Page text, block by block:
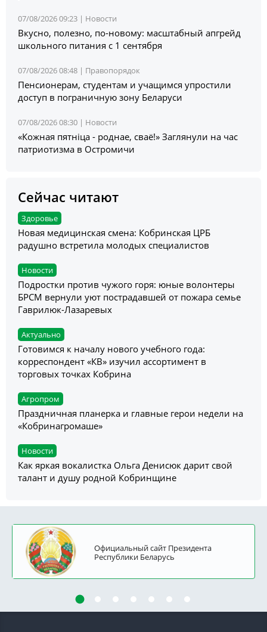
07/08/2026 09:23 | Новости
Вкусно, полезно, по-новому: масштабный апгрейд
школьного питания с 1 сентября
07/08/2026 08:48 | Правопорядок
Пенсионерам, студентам и учащимся упростили
доступ в пограничную зону Беларуси
07/08/2026 08:30 | Новости
«Кожная пятніца - роднае, сваё!» Заглянули на час
патриотизма в Остромичи
Сейчас читают
Здоровье
Новая медицинская смена: Кобринская ЦРБ
радушно встретила молодых специалистов
Новости
Подростки против чужого горя: юные волонтеры
БРСМ вернули уют пострадавшей от пожара семье
Гаврилюк-Лазаревых
Актуально
Готовимся к началу нового учебного года:
корреспондент «КВ» изучил ассортимент в
торговых точках Кобрина
Агропром
Праздничная планерка и главные герои недели на
«Кобринагромаше»
Новости
Как яркая вокалистка Ольга Денисюк дарит свой
талант и душу родной Кобринщине
Официальный сайт Президента
Республики Беларусь